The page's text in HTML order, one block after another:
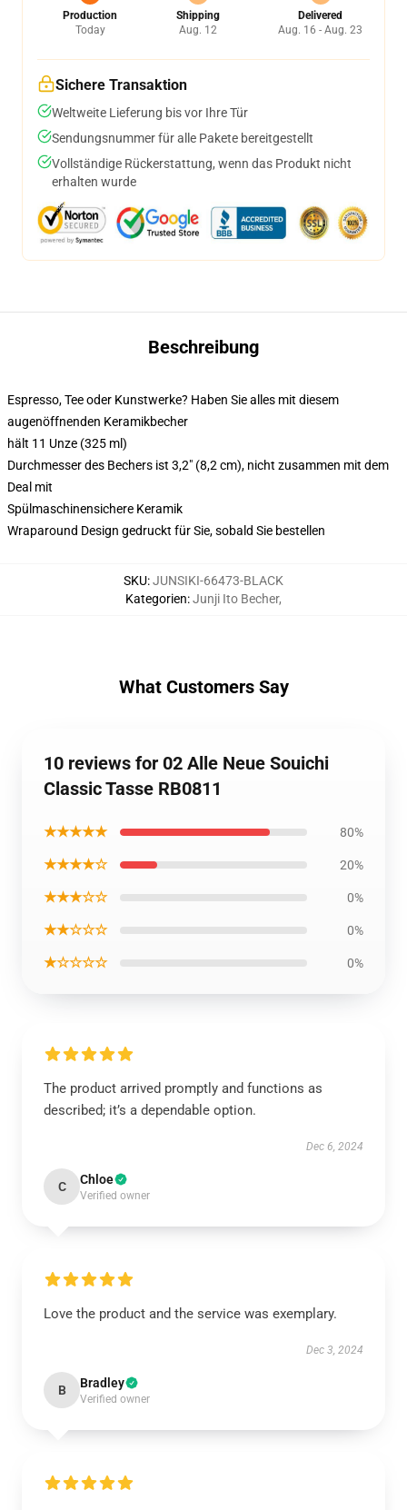
Production
Today
Shipping
Aug. 12
Delivered
Aug. 16 - Aug. 23
Sichere Transaktion
Weltweite Lieferung bis vor Ihre Tür
Sendungsnummer für alle Pakete bereitgestellt
Vollständige Rückerstattung, wenn das Produkt nicht
erhalten wurde
Beschreibung
Espresso, Tee oder Kunstwerke? Haben Sie alles mit diesem
augenöffnenden Keramikbecher
hält 11 Unze (325 ml)
Durchmesser des Bechers ist 3,2" (8,2 cm), nicht zusammen mit dem
Deal mit
Spülmaschinensichere Keramik
Wraparound Design gedruckt für Sie, sobald Sie bestellen
SKU:JUNSIKI-66473-BLACK
Kategorien:Junji Ito Becher,
What Customers Say
10 reviews for 02 Alle Neue Souichi
Classic Tasse RB0811
★★★★★ 80%
★★★★☆ 20%
★★★☆☆ 0%
★★☆☆☆ 0%
★☆☆☆☆ 0%
The product arrived promptly and functions as
described; it’s a dependable option.
Dec 6, 2024
C Chloe
Verified owner
Love the product and the service was exemplary.
Dec 3, 2024
B Bradley
Verified owner